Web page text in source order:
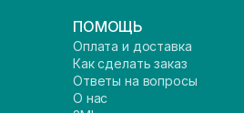
ПОМОЩЬ
Оплата и доставка
Как сделать заказ
Ответы на вопросы
О нас